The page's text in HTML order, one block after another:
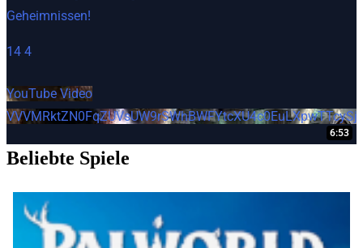
Beliebte Spiele